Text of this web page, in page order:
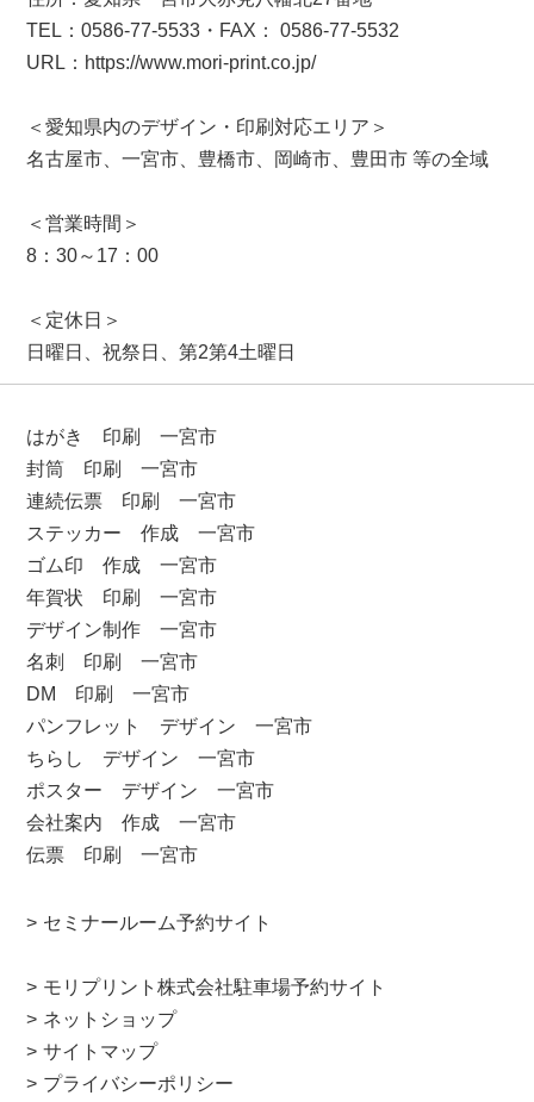
はがき 印刷 一宮市
封筒 印刷 一宮市
連続伝票 印刷 一宮市
ステッカー 作成 一宮市
ゴム印 作成 一宮市
年賀状 印刷 一宮市
デザイン制作 一宮市
名刺 印刷 一宮市
DM 印刷 一宮市
パンフレット デザイン 一宮市
ちらし デザイン 一宮市
ポスター デザイン 一宮市
会社案内 作成 一宮市
伝票 印刷 一宮市
セミナールーム予約サイト
モリプリント株式会社駐車場予約サイト
ネットショップ
サイトマップ
プライバシーポリシー
TEL：0586-77-5533・FAX： 0586-77-5532
URL：https://www.mori-print.co.jp/
＜愛知県内のデザイン・印刷対応エリア＞
名古屋市、一宮市、豊橋市、岡崎市、豊田市 等の全域
＜営業時間＞
8：30～17：00
＜定休日＞
日曜日、祝祭日、第2第4土曜日